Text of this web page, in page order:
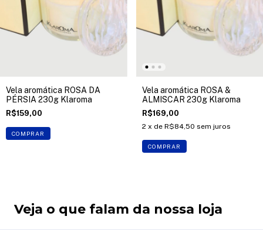
Vela aromática ROSA DA
PÉRSIA 230g Klaroma
R$159,00
COMPRAR
Vela aromática ROSA &
ALMISCAR 230g Klaroma
R$169,00
2 x de R$84,50 sem juros
COMPRAR
Veja o que falam da nossa loja